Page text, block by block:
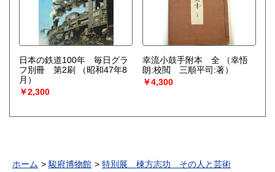
日本の鉄道100年 毎日グラ
フ別冊 第2刷
（昭和47年8
月）
￥2,300
幸流小鼓手附本 全
（幸悟
朗:校閲 三順平司:著）
￥4,300
ホーム 駿府博物館 特別展 棟方志功 その人と芸術